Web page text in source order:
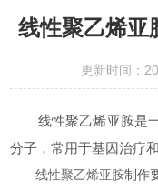
线性聚乙烯亚
更新时间：
线性聚乙烯亚胺是一
分子，常用于基因治疗
线性聚乙烯亚胺制作